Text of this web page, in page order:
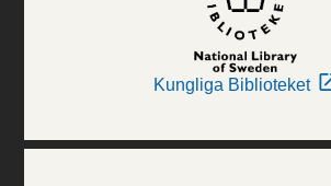
Kungliga Biblioteket